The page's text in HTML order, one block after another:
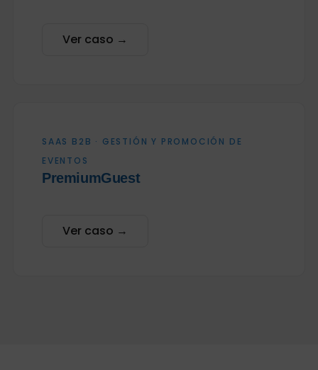
Ver caso →
SAAS B2B · GESTIÓN Y PROMOCIÓN DE
EVENTOS
PremiumGuest
Ver caso →